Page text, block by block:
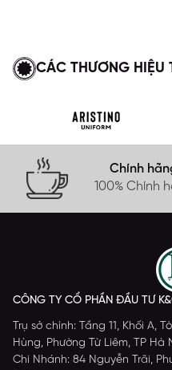
CÁC THƯƠNG HIỆU
Chính
100% Chính
CÔNG TY CỔ PHẦN ĐẦU TƯ
Trụ sở chính: Tầng 11, Khối A,
Hùng, Phường Từ Liêm, TP Hà
Chi Nhánh: 84 Nguyễn Trãi,